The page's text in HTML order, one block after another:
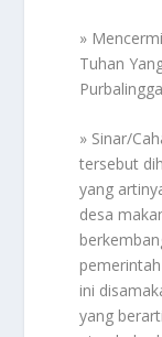
»
Tuhan
» Sinar/
tersebut
yang
desa
ini
yang